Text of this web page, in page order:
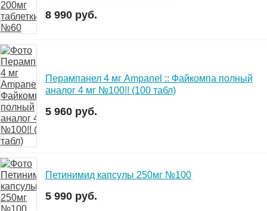
8 990 руб.
Перампанел 4 мг Ampanel :: Файкомпа полный
аналог 4 мг №100!! (100 табл)
5 960 руб.
Петинимид капсулы 250мг №100
5 990 руб.